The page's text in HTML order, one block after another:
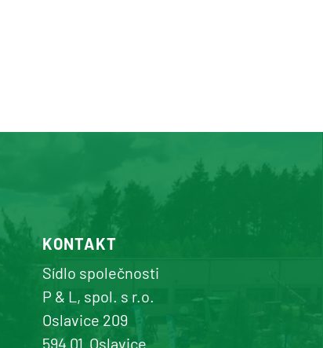
KONTAKT
Sídlo společnosti
P & L, spol. s r.o.
Oslavice 209
594 01 Oslavice